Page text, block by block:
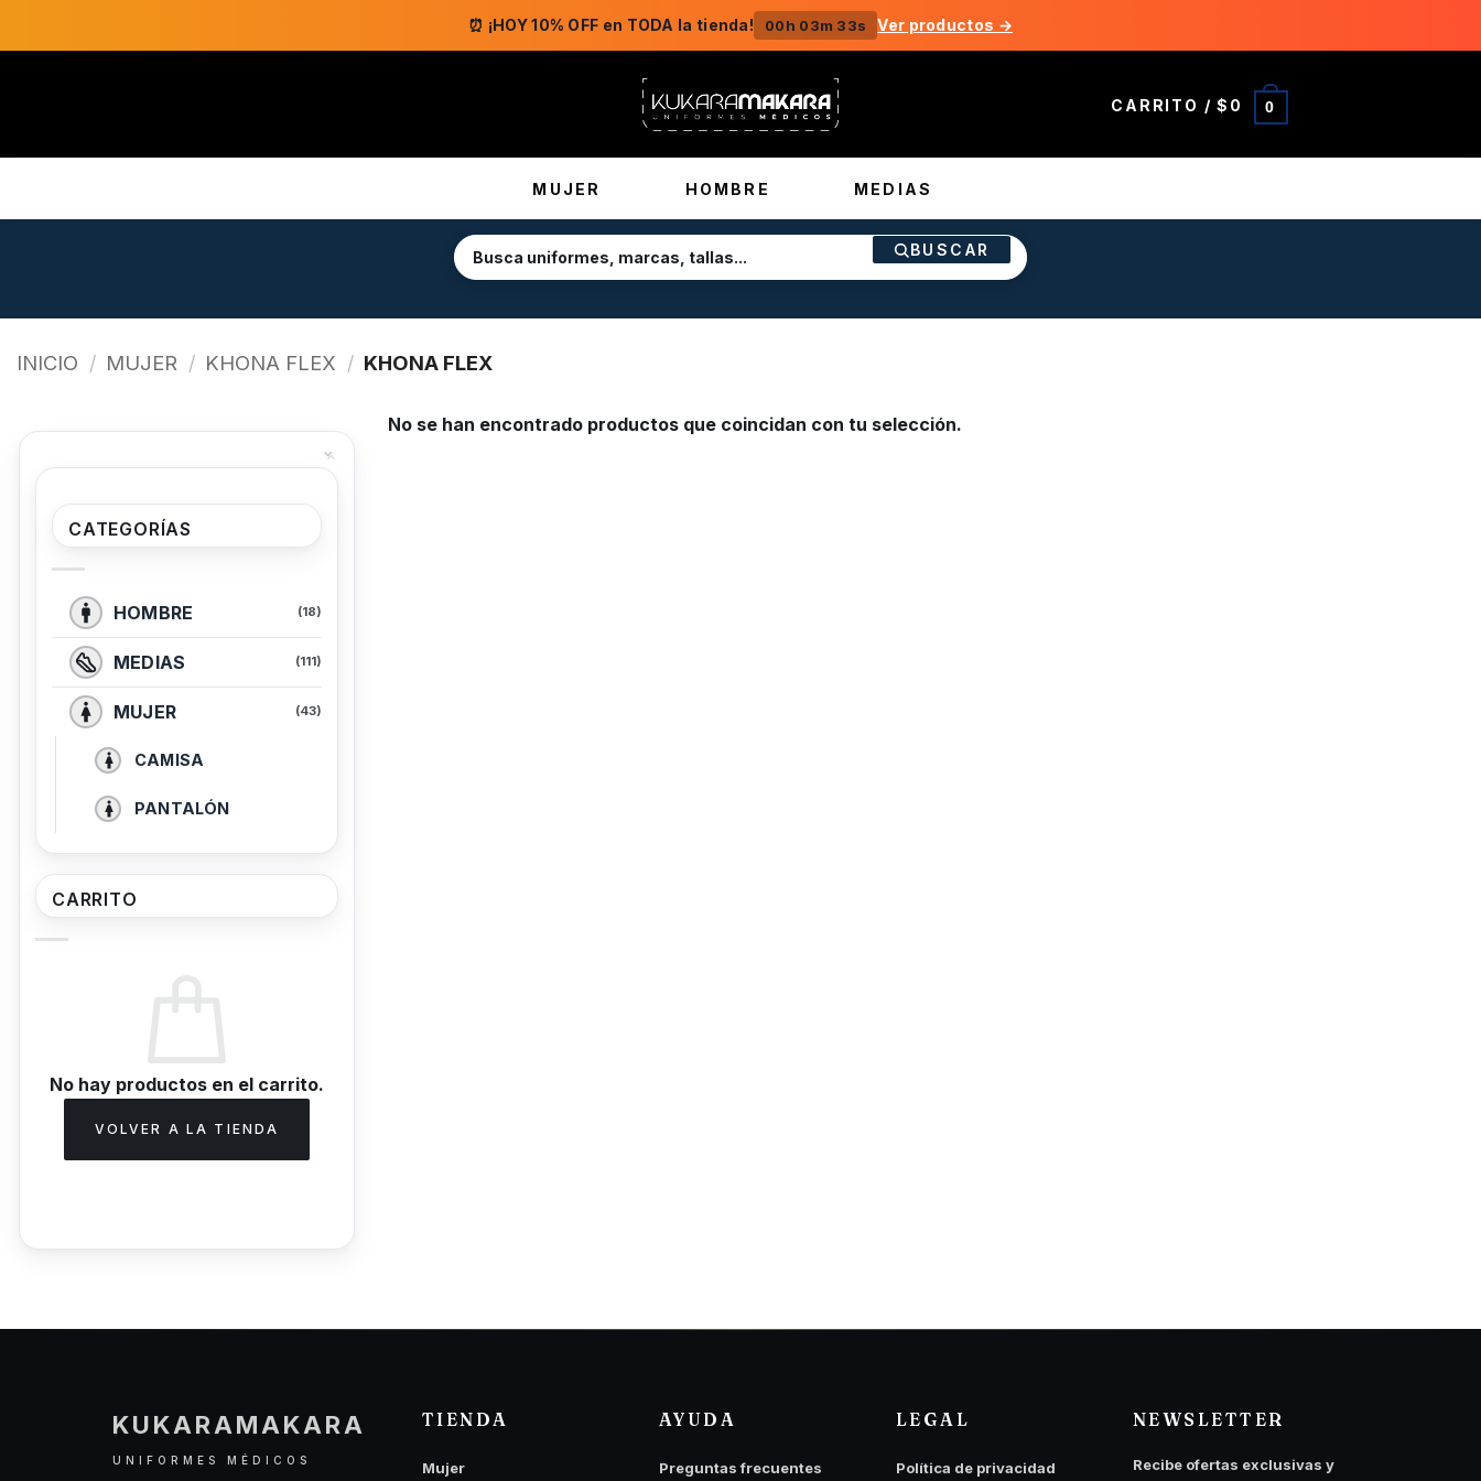
⏰ ¡HOY 10% OFF en TODA la tienda! 00h 03m 33s Ver productos →
CARRITO /$ 0 0
MUJER HOMBRE MEDIAS
BUSCAR
INICIO / MUJER / KHONA FLEX / KHONA FLEX
CATEGORÍAS
HOMBRE (18)
MEDIAS (111)
MUJER (43)
CAMISA
PANTALÓN
CARRITO
No hay productos en el carrito.
VOLVER A LA TIENDA
No se han encontrado productos que coincidan con tu selección.
KUKARAMAKARA
UNIFORMES MÉDICOS
TIENDA
Mujer
AYUDA
Preguntas frecuentes
LEGAL
Política de privacidad
NEWSLETTER
Recibe ofertas exclusivas y